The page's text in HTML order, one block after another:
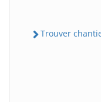
Trouver